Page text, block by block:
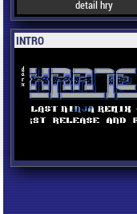
detail hry
INTRO